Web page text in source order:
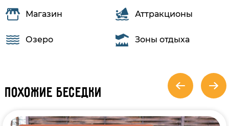
Магазин Аттракционы
Озеро Зоны отдыха
Похожие беседки